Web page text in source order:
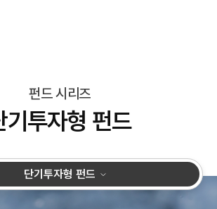
펀드 시리즈
기투자형 펀드
단기투자형 펀드